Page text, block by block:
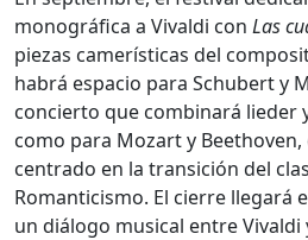
monográfica a Vivaldi con Las
piezas camerísticas del
habrá espacio para Schubert y
concierto que combinará lieder
como para Mozart y
centrado en la transición del
Romanticismo. El cierre llegará
un diálogo musical entre Vivaldi